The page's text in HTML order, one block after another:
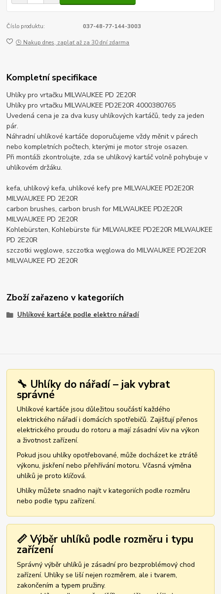
Číslo produktu: 037-48-77-144-3003
🕒 Nakup dnes, zaplať až za 30 dní zdarma
Kompletní specifikace
Uhlíky pro vrtačku MILWAUKEE PD 2E20R
Uhlíky pro vrtačku MILWAUKEE PD2E20R 4000380765
Uvedená cena je za dva kusy uhlíkových kartáčů, tedy za jeden
pár.
Náhradní uhlíkové kartáče doporučujeme vždy měnit v párech
nebo kompletních počtech, kterými je motor stroje osazen.
Při montáži zkontrolujte, zda se uhlíkový kartáč volně pohybuje v
uhlíkovém držáku.
kefa, uhlíkový kefa, uhlíkové kefy pre MILWAUKEE PD2E20R
MILWAUKEE PD 2E20R
carbon brushes, carbon brush for MILWAUKEE PD2E20R
MILWAUKEE PD 2E20R
Kohlebürsten, Kohlebürste für MILWAUKEE PD2E20R MILWAUKEE
PD 2E20R
szczotki węglowe, szczotka węglowa do MILWAUKEE PD2E20R
MILWAUKEE PD 2E20R
Zboží zařazeno v kategoriích
Uhlíkové kartáče podle elektro nářadí
🔧 Uhlíky do nářadí – jak vybrat
správné
Uhlíkové kartáče jsou důležitou součástí každého
elektrického nářadí i domácích spotřebičů. Zajišťují přenos
elektrického proudu do rotoru a mají zásadní vliv na výkon
a životnost zařízení.
Pokud jsou uhlíky opotřebované, může docházet ke ztrátě
výkonu, jiskření nebo přehřívání motoru. Včasná výměna
uhlíků je proto klíčová.
Uhlíky můžete snadno najít v kategoriích podle rozměru
nebo podle typu zařízení.
📏 Výběr uhlíků podle rozměru i typu
zařízení
Správný výběr uhlíků je zásadní pro bezproblémový chod
zařízení. Uhlíky se liší nejen rozměrem, ale i tvarem,
zakončením a typem pružiny.